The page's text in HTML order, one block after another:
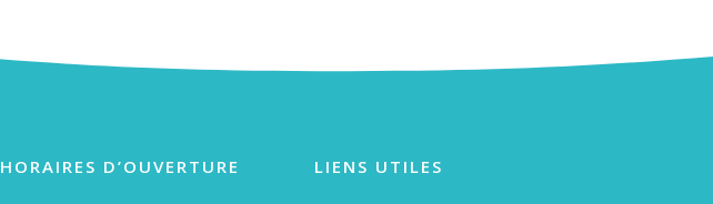
HORAIRES D’OUVERTURE LIENS UTILES